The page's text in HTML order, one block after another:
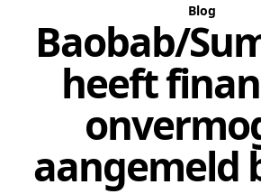
Blog
Baobab/
heeft
aangemeld